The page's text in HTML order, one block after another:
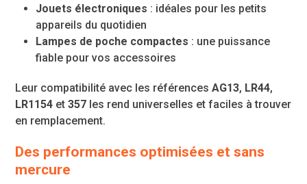
Jouets électroniques : idéales pour les petits
appareils du quotidien
Lampes de poche compactes : une puissance
fiable pour vos accessoires
Leur compatibilité avec les référencesAG13, LR44,
LR1154 et357 les rend universelles et faciles à trouver
en remplacement.
Des performances optimisées et sans
mercure